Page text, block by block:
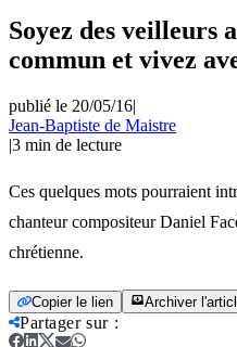
Soyez des veilleurs
commun et vivez
publié le 20/05/16|
Jean-Baptiste de Maistre
|3 min de lecture
Ces quelques mots pourraient
chanteur compositeur Daniel
chrétienne.
Copier le lien Archiver
Partager sur: